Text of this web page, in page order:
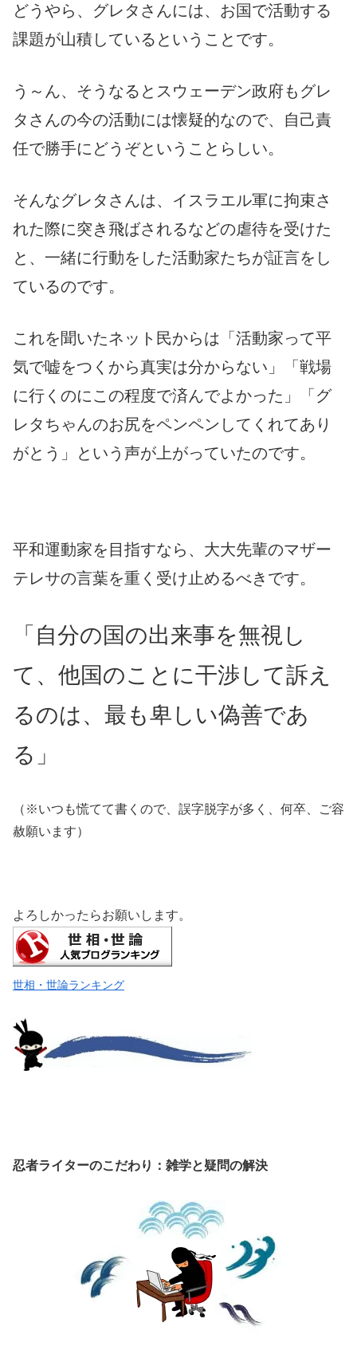
どうやら、グレタさんには、お国で活動する
課題が山積しているということです。
う～ん、そうなるとスウェーデン政府もグレ
タさんの今の活動には懐疑的なので、自己責
任で勝手にどうぞということらしい。
そんなグレタさんは、イスラエル軍に拘束さ
れた際に突き飛ばされるなどの虐待を受けた
と、一緒に行動をした活動家たちが証言をし
ているのです。
これを聞いたネット民からは「活動家って平
気で嘘をつくから真実は分からない」「戦場
に行くのにこの程度で済んでよかった」「グ
レタちゃんのお尻をペンペンしてくれてあり
がとう」という声が上がっていたのです。
平和運動家を目指すなら、大大先輩のマザー
テレサの言葉を重く受け止めるべきです。
「自分の国の出来事を無視し
て、他国のことに干渉して訴え
るのは、最も卑しい偽善であ
る」
（※いつも慌てて書くので、誤字脱字が多く、何卒、ご容
赦願います）
よろしかったらお願いします。
世相・世論ランキング
忍者ライターのこだわり：雑学と疑問の解決